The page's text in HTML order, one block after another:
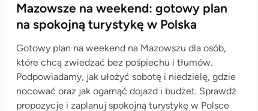
s
t
d
i
n
Mazowsze na weekend: gotowy plan
na spokojną turystykę w Polska
Gotowy plan na weekend na Mazowszu dla osób,
które chcą zwiedzać bez pośpiechu i tłumów.
Podpowiadamy, jak ułożyć sobotę i niedzielę, gdzie
nocować oraz jak ogarnąć dojazd i budżet. Sprawdź
propozycje i zaplanuj spokojną turystykę w Polsce